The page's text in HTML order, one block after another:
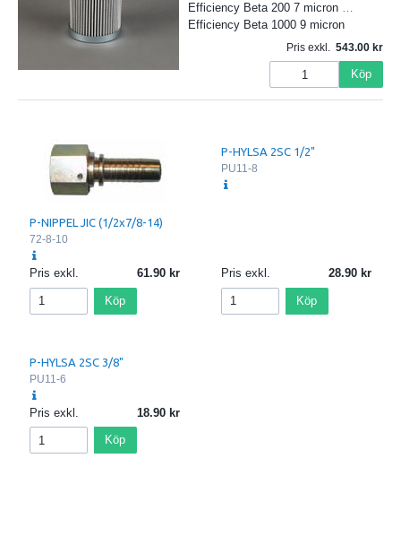
Efficiency Beta 200 7 micron …
Efficiency Beta 1000 9 micron
Pris exkl. 543.00
Köp
P-NIPPEL JIC (1/2x7/8-14)
72-8-10
Pris exkl. 61.90
Köp
P-HYLSA 2SC 1/2"
PU11-8
Pris exkl. 28.90
Köp
P-HYLSA 2SC 3/8"
PU11-6
Pris exkl. 18.90
Köp